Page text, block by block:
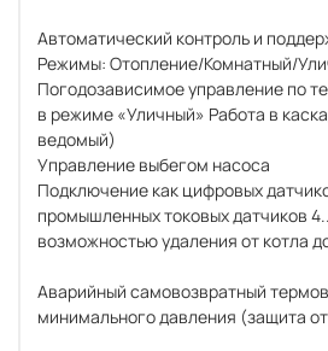
Автоматический контроль и
Режимы: Отопление/Комнатный/
Погодозависимое управление по
в режиме «Уличный» Работа в
ведомый)
Управление выбегом насоса
Подключение как цифровых
промышленных токовых датчиков
возможностью удаления от котла
Аварийный самовозвратный
минимального давления (защита